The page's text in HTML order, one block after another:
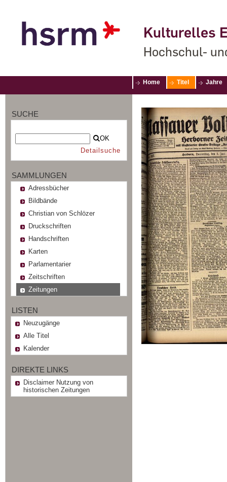
Kulturelles
Hochschul-
Home Titel Jahre
SUCHE
OK
Detailsuche
SAMMLUNGEN
Adressbücher
Bildbände
Christian von Schlözer
Druckschriften
Handschriften
Karten
Parlamentarier
Zeitschriften
Zeitungen
LISTEN
Neuzugänge
Alle Titel
Kalender
DIREKTE LINKS
Disclaimer Nutzung von
historischen Zeitungen